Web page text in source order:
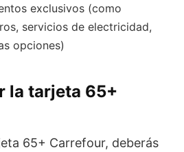
exclusivos (como
servicios de electricidad,
opciones)
la tarjeta 65+
65+ Carrefour, deberás